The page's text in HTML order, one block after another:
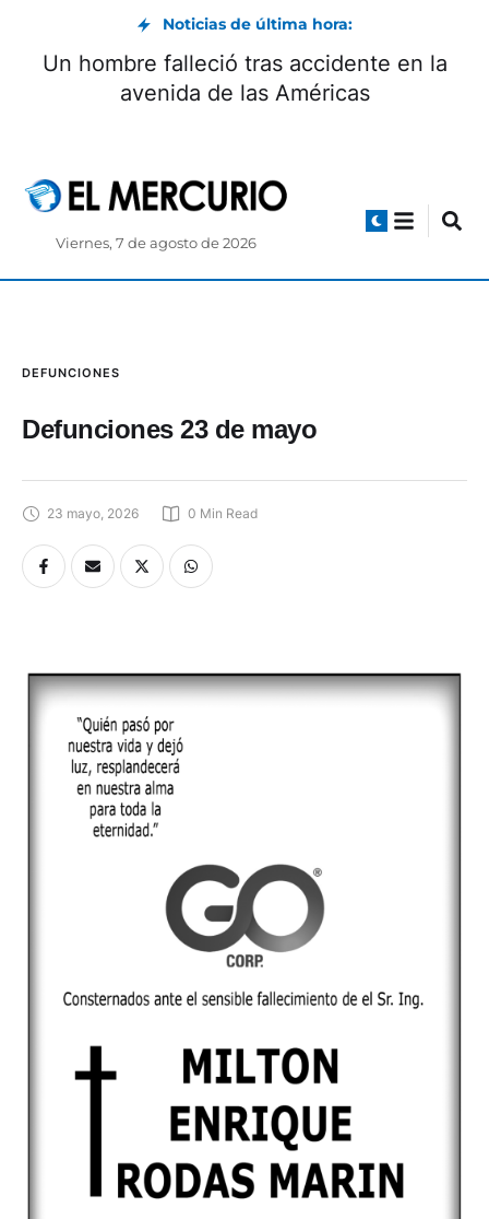
Noticias de última hora:
Un hombre falleció tras accidente en la
avenida de las Américas
Viernes, 7 de agosto de 2026
DEFUNCIONES
Defunciones 23 de mayo
23 mayo, 2026 0 Min Read